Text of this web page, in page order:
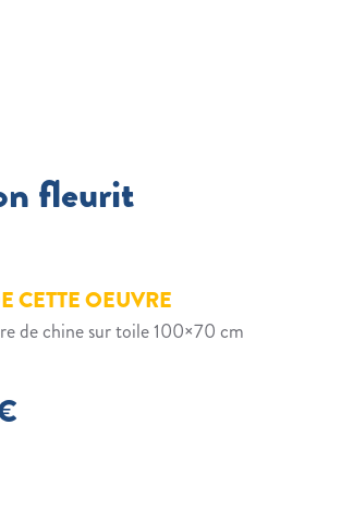
fleurit
CETTE OEUVRE
de chine sur toile 100×70 cm